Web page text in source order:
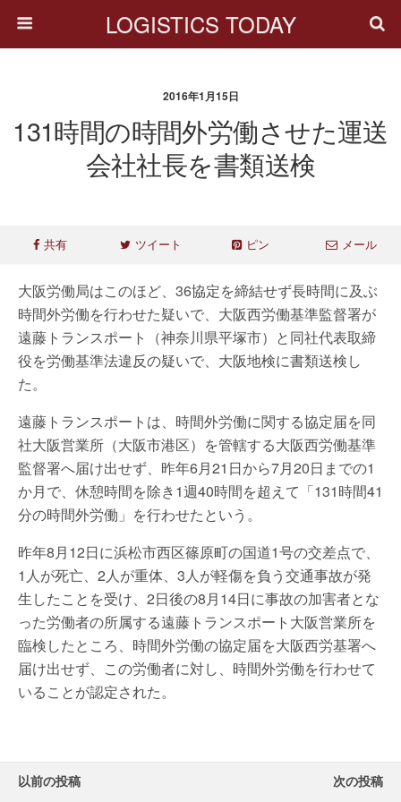
LOGISTICS TODAY
2016年1月15日
131時間の時間外労働させた運送
会社社長を書類送検
共有 ツイート ピン メール
大阪労働局はこのほど、36協定を締結せず長時間に及ぶ
時間外労働を行わせた疑いで、大阪西労働基準監督署が
遠藤トランスポート（神奈川県平塚市）と同社代表取締
役を労働基準法違反の疑いで、大阪地検に書類送検し
た。
遠藤トランスポートは、時間外労働に関する協定届を同
社大阪営業所（大阪市港区）を管轄する大阪西労働基準
監督署へ届け出せず、昨年6月21日から7月20日までの1
か月で、休憩時間を除き1週40時間を超えて「131時間41
分の時間外労働」を行わせたという。
昨年8月12日に浜松市西区篠原町の国道1号の交差点で、
1人が死亡、2人が重体、3人が軽傷を負う交通事故が発
生したことを受け、2日後の8月14日に事故の加害者とな
った労働者の所属する遠藤トランスポート大阪営業所を
臨検したところ、時間外労働の協定届を大阪西労基署へ
届け出せず、この労働者に対し、時間外労働を行わせて
いることが認定された。
以前の投稿 次の投稿